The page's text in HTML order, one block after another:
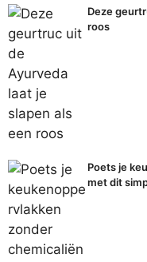
Deze
roos
Poets je
met dit